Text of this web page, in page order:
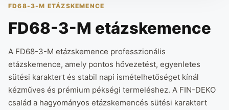
FD68-3-M ETÁZSKEMENCE
FD68-3-M etázskemence
A FD68-3-M etázskemence professzionális
etázskemence, amely pontos hővezetést, egyenletes
sütési karaktert és stabil napi ismételhetőséget kínál
kézműves és prémium pékségi termeléshez. A FIN-DEKO
család a hagyományos etázskemencés sütési karaktert